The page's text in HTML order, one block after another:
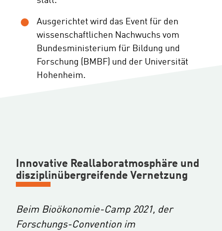
Ausgerichtet wird das Event für den
wissenschaftlichen Nachwuchs vom
Bundesministerium für Bildung und
Forschung (BMBF) und der Universität
Hohenheim.
Innovative Reallaboratmosphäre und
disziplinübergreifende Vernetzung
Beim Bioökonomie-Camp 2021, der
Forschungs-Convention im